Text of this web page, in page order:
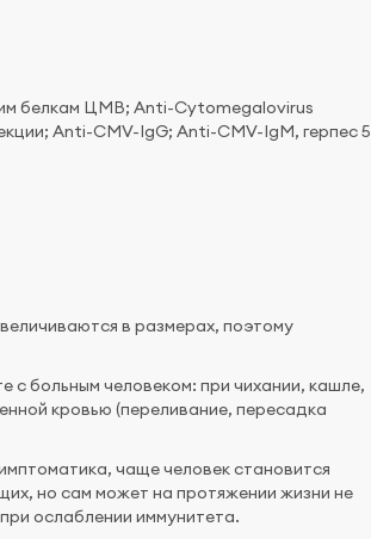
белкам ЦМВ; Anti-Cytomegalovirus
Anti-CMV-IgG; Anti-CMV-IgM, герпес 5
в размерах, поэтому
с больным человеком: при чихании, кашле,
кровью (переливание, пересадка
чаще человек становится
но сам может на протяжении жизни не
ослаблении иммунитета.